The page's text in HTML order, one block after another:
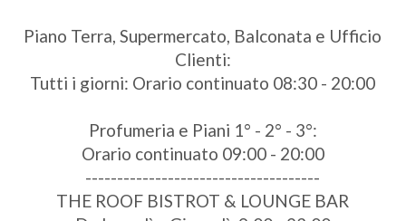
Piano Terra, Supermercato, Balconata e Ufficio
Clienti:
Tutti i giorni: Orario continuato 08:30 - 20:00
Profumeria e Piani 1° - 2° - 3°:
Orario continuato 09:00 - 20:00
-------------------------------------
THE ROOF BISTROT & LOUNGE BAR